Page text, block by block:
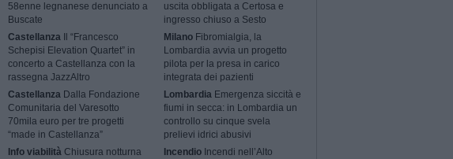
58enne legnanese denunciato a
Buscate
CastellanzaIl “Francesco
Schepisi Elevation Quartet” in
concerto a Castellanza con la
rassegna JazzAltro
CastellanzaDalla Fondazione
Comunitaria del Varesotto
70mila euro per tre progetti
“made in Castellanza”
Info viabilitàChiusura notturna
uscita obbligata a Certosa e
ingresso chiuso a Sesto
Milano Fibromialgia, la
Lombardia avvia un progetto
pilota per la presa in carico
integrata dei pazienti
Lombardia Emergenza siccità e
fiumi in secca: in Lombardia un
controllo su cinque svela
prelievi idrici abusivi
Incendio Incendi nell’Alto